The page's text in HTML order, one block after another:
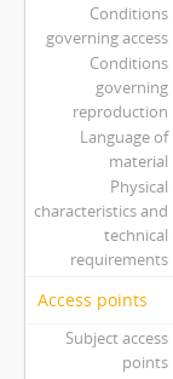
Conditions
governing access
Conditions
governing
reproduction
Language of
material
Physical
characteristics and
technical
requirements
Access points
Subject access
points